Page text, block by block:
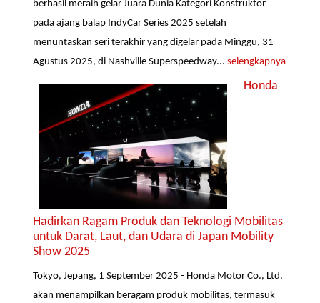
berhasil meraih gelar Juara Dunia Kategori Konstruktor
pada ajang balap IndyCar Series 2025 setelah
menuntaskan seri terakhir yang digelar pada Minggu, 31
Agustus 2025, di Nashville Superspeedway...selengkapnya
Honda
Hadirkan Ragam Produk dan Teknologi Mobilitas
untuk Darat, Laut, dan Udara di Japan Mobility
Show 2025
Tokyo, Jepang, 1 September 2025 - Honda Motor Co., Ltd.
akan menampilkan beragam produk mobilitas, termasuk